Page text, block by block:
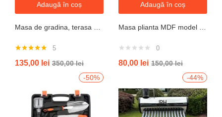
Adaugă în coș
Masa de gradina, terasa si curte, dreptunghiulara, otel, 180x74x74 cm, alba
5.00din 5
5
135,00 lei 350,00lei
Adaugă în coș
Masa plianta MDF model granit L 80x l 40x h52cm
0
80,00 lei 150,00lei
-50%
-44%